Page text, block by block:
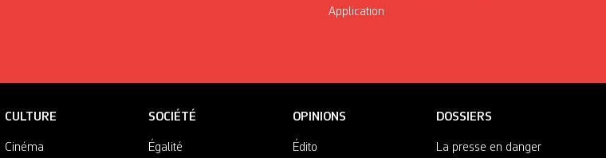
Application
CULTURE
Cinéma
SOCIÉTÉ
Égalité
OPINIONS
Édito
DOSSIERS
La presse en danger